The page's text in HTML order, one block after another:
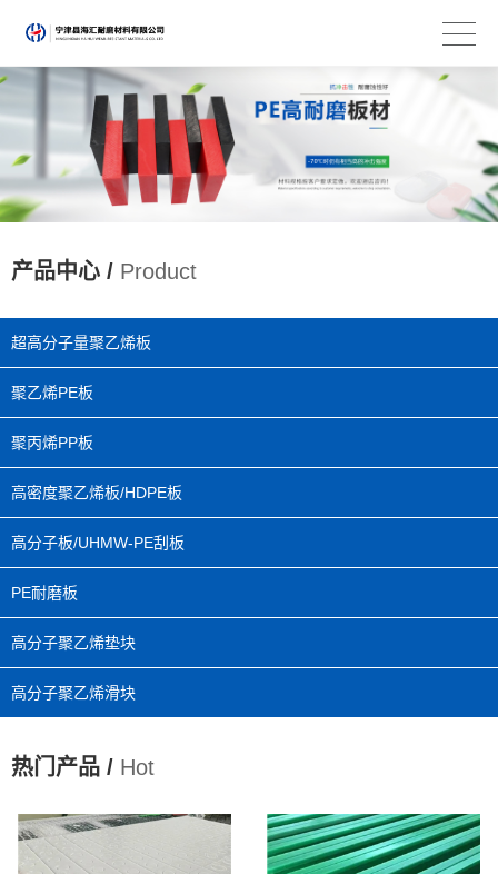
产品中心 / Product
超高分子量聚乙烯板
聚乙烯PE板
聚丙烯PP板
高密度聚乙烯板/HDPE板
高分子板/UHMW-PE刮板
PE耐磨板
高分子聚乙烯垫块
高分子聚乙烯滑块
热门产品 / Hot